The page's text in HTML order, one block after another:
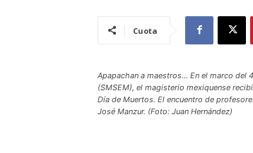
Cuota
Apapachan a maestros… En el marco del
(SMSEM), el magisterio mexiquense
Día de Muertos. El encuentro de
José Manzur. (Foto: Juan Hernández)